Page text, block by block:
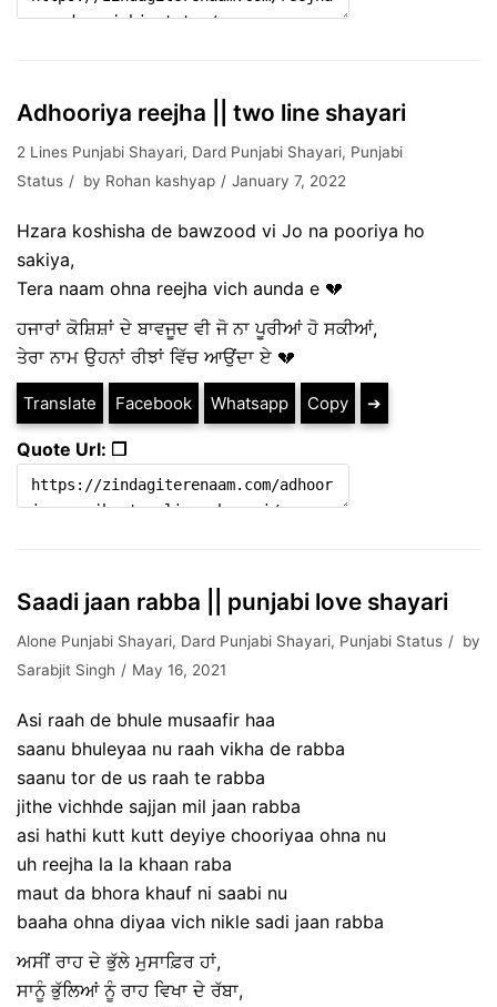
Adhooriya reejha || two line shayari
2 Lines Punjabi Shayari, Dard Punjabi Shayari, Punjabi
Status
by Rohan kashyap January 7, 2022
Hzara koshisha de bawzood vi Jo na pooriya ho
sakiya,
Tera naam ohna reejha vich aunda e 💔
ਹਜਾਰਾਂ ਕੋਸ਼ਿਸ਼ਾਂ ਦੇ ਬਾਵਜੂਦ ਵੀ ਜੋ ਨਾ ਪੂਰੀਆਂ ਹੋ ਸਕੀਆਂ,
ਤੇਰਾ ਨਾਮ ਉਹਨਾਂ ਰੀਝਾਂ ਵਿੱਚ ਆਉਂਦਾ ਏ 💔
Translate Facebook Whatsapp Copy ➔
Quote Url: ❐
Saadi jaan rabba || punjabi love shayari
Alone Punjabi Shayari, Dard Punjabi Shayari, Punjabi Status
by
Sarabjit Singh
May 16, 2021
Asi raah de bhule musaafir haa
saanu bhuleyaa nu raah vikha de rabba
saanu tor de us raah te rabba
jithe vichhde sajjan mil jaan rabba
asi hathi kutt kutt deyiye chooriyaa ohna nu
uh reejha la la khaan raba
maut da bhora khauf ni saabi nu
baaha ohna diyaa vich nikle sadi jaan rabba
ਅਸੀਂ ਰਾਹ ਦੇ ਭੁੱਲੇ ਮੁਸਾਫ਼ਿਰ ਹਾਂ,
ਸਾਨੂੰ ਭੁੱਲਿਆਂ ਨੂੰ ਰਾਹ ਵਿਖਾ ਦੇ ਰੱਬਾ,